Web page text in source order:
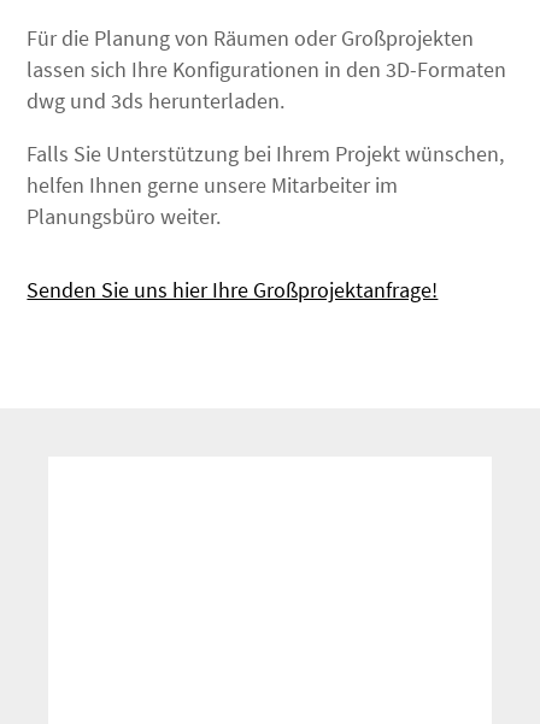
Für die Planung von Räumen oder Großprojekten
lassen sich Ihre Konfigurationen in den 3D-Formaten
dwg und 3ds herunterladen.
Falls Sie Unterstützung bei Ihrem Projekt wünschen,
helfen Ihnen gerne unsere Mitarbeiter im
Planungsbüro weiter.
Senden Sie uns hier Ihre Großprojektanfrage!